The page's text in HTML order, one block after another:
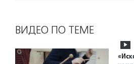
ВИДЕО ПО ТЕМЕ